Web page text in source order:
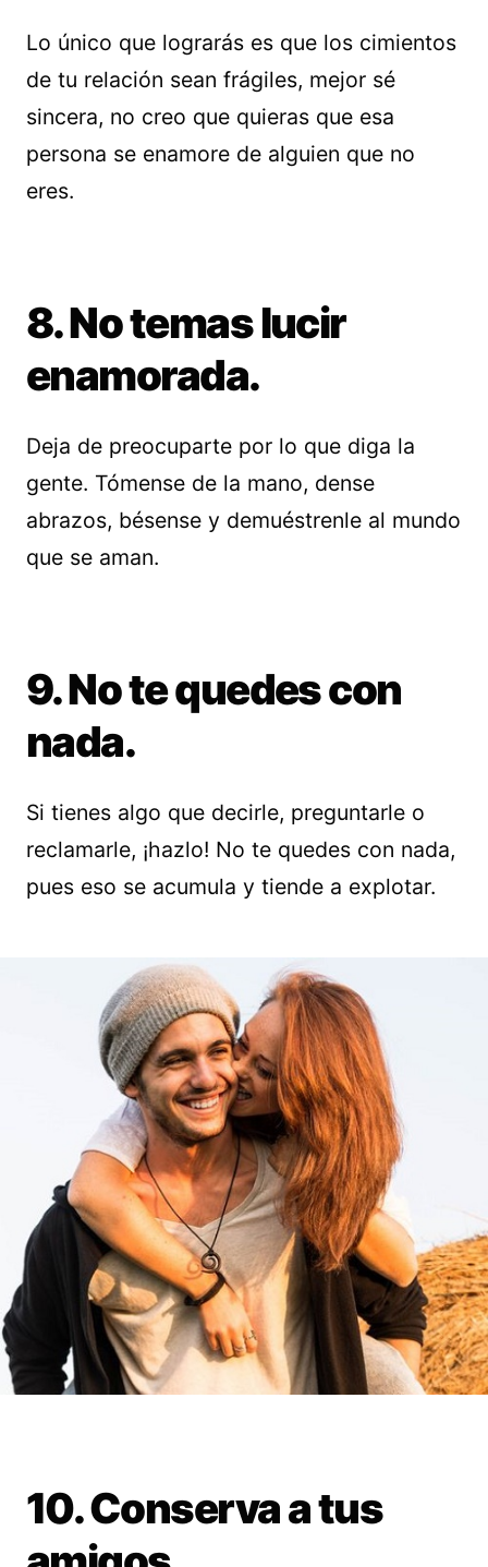
Lo único que lograrás es que los cimientos
de tu relación sean frágiles, mejor sé
sincera, no creo que quieras que esa
persona se enamore de alguien que no
eres.
8. No temas lucir
enamorada.
Deja de preocuparte por lo que diga la
gente. Tómense de la mano, dense
abrazos, bésense y demuéstrenle al mundo
que se aman.
9. No te quedes con
nada.
Si tienes algo que decirle, preguntarle o
reclamarle, ¡hazlo! No te quedes con nada,
pues eso se acumula y tiende a explotar.
10. Conserva a tus